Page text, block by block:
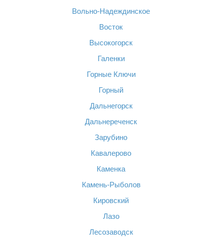
Вольно-Надеждинское
Восток
Высокогорск
Галенки
Горные Ключи
Горный
Дальнегорск
Дальнереченск
Зарубино
Кавалерово
Каменка
Камень-Рыболов
Кировский
Лазо
Лесозаводск